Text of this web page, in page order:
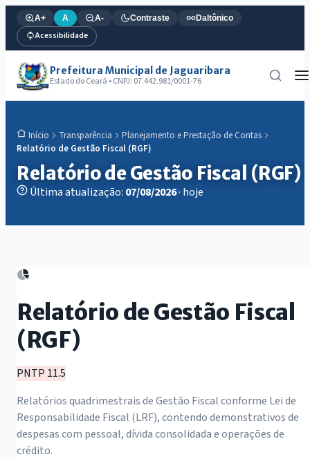
A+ A A- Contraste Daltônico
Acessibilidade
Prefeitura Municipal de Jaguaribara
Estado do Ceará • CNPJ: 07.442.981/0001-76
Início Transparência
Planejamento e Prestação de Contas
Relatório de Gestão Fiscal (RGF)
Relatório de Gestão Fiscal (RGF)
Última atualização: 07/08/2026· hoje
Relatório de Gestão Fiscal
(RGF)
PNTP 11.5
Relatórios quadrimestrais de Gestão Fiscal conforme Lei de
Responsabilidade Fiscal (LRF), contendo demonstrativos de
despesas com pessoal, dívida consolidada e operações de
crédito.